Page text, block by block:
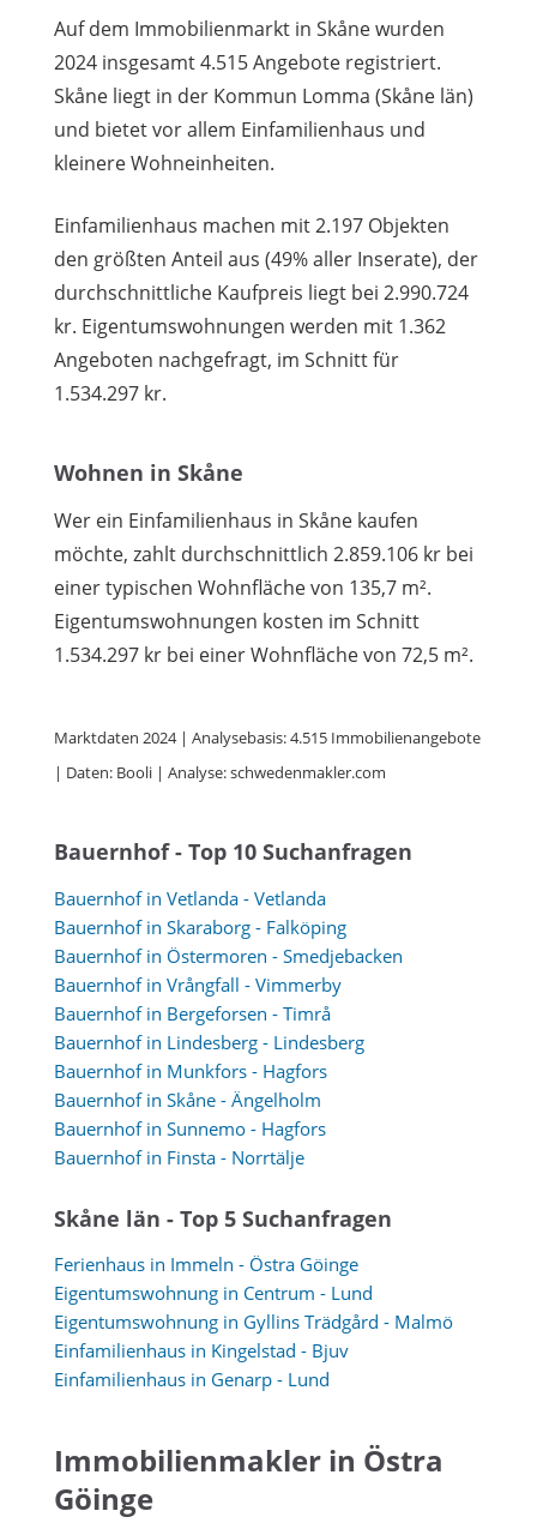
Auf dem Immobilienmarkt in Skåne wurden
2024 insgesamt 4.515 Angebote registriert.
Skåne liegt in der Kommun Lomma (Skåne län)
und bietet vor allem Einfamilienhaus und
kleinere Wohneinheiten.
Einfamilienhaus machen mit 2.197 Objekten
den größten Anteil aus (49% aller Inserate), der
durchschnittliche Kaufpreis liegt bei 2.990.724
kr. Eigentumswohnungen werden mit 1.362
Angeboten nachgefragt, im Schnitt für
1.534.297 kr.
Wohnen in Skåne
Wer ein Einfamilienhaus in Skåne kaufen
möchte, zahlt durchschnittlich 2.859.106 kr bei
einer typischen Wohnfläche von 135,7 m².
Eigentumswohnungen kosten im Schnitt
1.534.297 kr bei einer Wohnfläche von 72,5 m².
Marktdaten 2024 | Analysebasis: 4.515 Immobilienangebote
| Daten: Booli | Analyse: schwedenmakler.com
Bauernhof - Top 10 Suchanfragen
Bauernhof in Vetlanda - Vetlanda
Bauernhof in Skaraborg - Falköping
Bauernhof in Östermoren - Smedjebacken
Bauernhof in Vrångfall - Vimmerby
Bauernhof in Bergeforsen - Timrå
Bauernhof in Lindesberg - Lindesberg
Bauernhof in Munkfors - Hagfors
Bauernhof in Skåne - Ängelholm
Bauernhof in Sunnemo - Hagfors
Bauernhof in Finsta - Norrtälje
Skåne län - Top 5 Suchanfragen
Ferienhaus in Immeln - Östra Göinge
Eigentumswohnung in Centrum - Lund
Eigentumswohnung in Gyllins Trädgård - Malmö
Einfamilienhaus in Kingelstad - Bjuv
Einfamilienhaus in Genarp - Lund
Immobilienmakler in Östra
Göinge